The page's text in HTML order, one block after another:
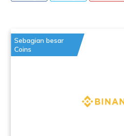
Sebagian besar
Coins